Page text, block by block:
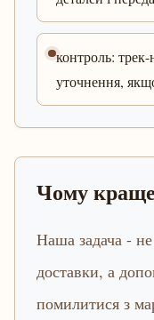
контроль: трек-
уточнення,
Чому
Наша задача -
доставки, а
помилитися з